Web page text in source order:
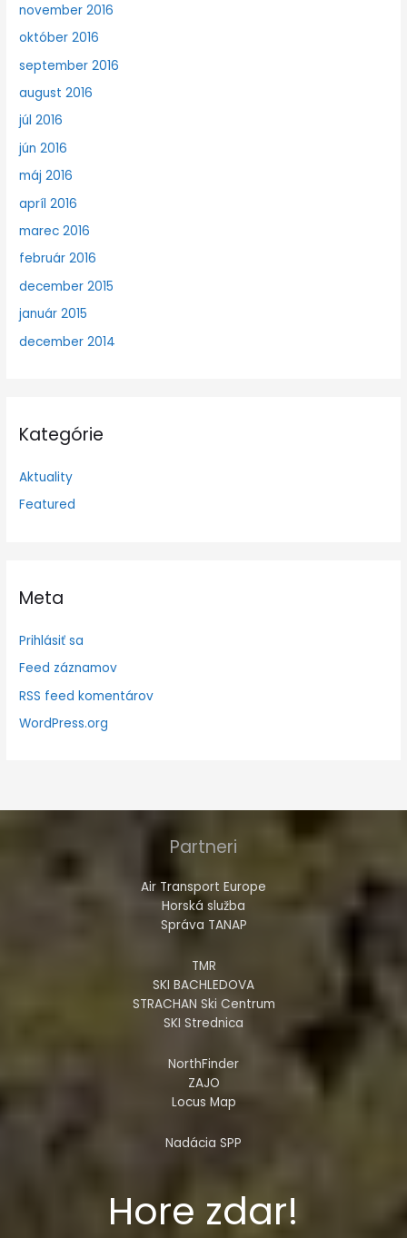
november 2016
október 2016
september 2016
august 2016
júl 2016
jún 2016
máj 2016
apríl 2016
marec 2016
február 2016
december 2015
január 2015
december 2014
Kategórie
Aktuality
Featured
Meta
Prihlásiť sa
Feed záznamov
RSS feed komentárov
WordPress.org
Partneri
Air Transport Europe
Horská služba
Správa TANAP
TMR
SKI BACHLEDOVA
STRACHAN Ski Centrum
SKI Strednica
NorthFinder
ZAJO
Locus Map
Nadácia SPP
Hore zdar!